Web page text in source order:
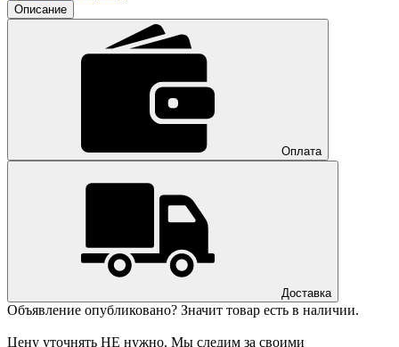
Описание
Оплата
Доставка
Объявление опубликовано? Значит товар есть в наличии.
Цену уточнять НЕ нужно. Мы следим за своими